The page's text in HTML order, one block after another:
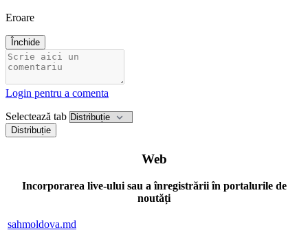
Eroare
Închide
Login pentru a comenta
Selectează tab
Distribuție
Web
Incorporarea live-ului sau a înregistrării în portalurile de
noutăți
sahmoldova.md